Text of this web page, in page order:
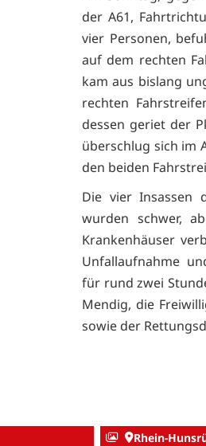
der A61,
vier Personen,
auf dem rechten
kam aus bislang
rechten
dessen geriet der
überschlug sich im
den beiden
Die vier Insassen
wurden schwer,
Krankenhäuser
Unfallaufnahme
für rund zwei
Mendig, die
sowie der
Rhein-